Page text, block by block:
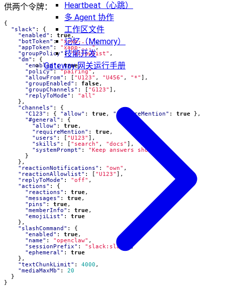
Heartbeat（心跳）
多 Agent 协作
工作区文件
记忆（Memory）
技能开发
Gateway 网关运行手册
供两个令牌：
{
"slack" :
{
"enabled" : true,
"botToken" : "xoxb-...",
"appToken" : "xapp-...",
"groupPolicy" : "allowlist" ,
"dm" :
{
"enabled": true,
"policy": "pairing",
"allowFrom" : [ "U123" , "U456" , "*" ],
"groupEnabled" : false,
"groupChannels" : [ "G123" ],
"replyToMode" :
"all"
},
"channels" :
{
"C123" : { "allow" : true, "requireMention" : true
},
"#general" :
{
"allow" : true,
"requireMention" : true,
"users" : [ "U123" ],
"skills" : [ "search" , "docs" ],
"systemPrompt" :
"Keep answers short."
}
},
"reactionNotifications" : "own" ,
"reactionAllowlist" : [ "U123" ],
"replyToMode" : "off" ,
"actions" :
{
"reactions" : true,
"messages" : true,
"pins" : true,
"memberInfo" : true,
"emojiList" :
true
},
"slashCommand" :
{
"enabled" : true,
"name" : "openclaw" ,
"sessionPrefix" : "slack:slash"
,
"ephemeral" :
true
},
"textChunkLimit" : 4000 ,
"mediaMaxMb" :
20
}
}